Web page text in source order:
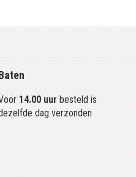
14.00 uur besteld is
dag verzonden